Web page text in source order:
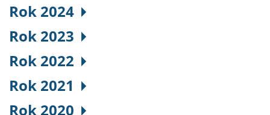
Rok 2024
Rok 2023
Rok 2022
Rok 2021
Rok 2020